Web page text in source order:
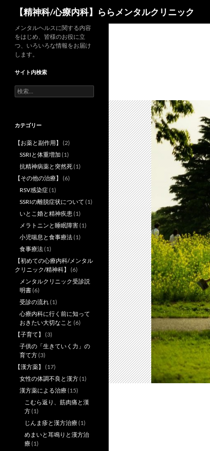
【精神科/心療内科】ららメンタルクリニック
メンタルヘルスに関する内容
をはじめ、皆様のお役に立
つ、いろいろな情報をお届け
します。
サイト内検索
検
索:
カテゴリー
【お薬と副作用】
(2)
SSRIと体重増加 (1)
抗精神病薬と突然死(1)
【その他の治療】
(6)
RSV感染症(1)
SSRIの離脱症状について (1)
いとこ婚と精神疾患 (1)
メラトニンと睡眠障害(1)
小児喘息と食事療法(1)
食事療法(1)
【初めての心療内科/メンタル
クリニック/精神科】
(6)
メンタルクリニック受診説
明書(6)
受診の流れ(1)
心療内科に行く前に知って
おきたい大切なこと (6)
【子育て】
(3)
子供の「生きていく力」の
育て方(3)
【漢方薬】
(17)
女性の体調不良と漢方(1)
漢方薬による治療(15)
こむら返り、筋肉痛と漢
方(1)
じんま疹と漢方治療(1)
めまいと耳鳴りと漢方治
療(1)